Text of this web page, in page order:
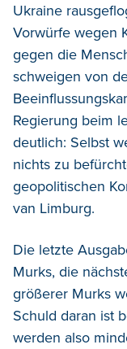
Ukraine
Vorwürfe wegen
gegen die
schweigen von
Regierung beim
deutlich: Selbst
nichts zu
geopolitischen
van Limburg.
Die letzte
Murks, die
größerer Murks
Schuld daran ist
werden also